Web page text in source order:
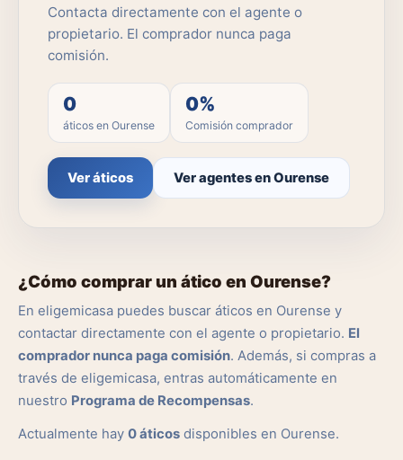
Contacta directamente con el agente o
propietario. El comprador nunca paga
comisión.
0
áticos en Ourense
0%
Comisión comprador
Ver áticos Ver agentes en Ourense
¿Cómo comprar un ático en Ourense?
En eligemicasa puedes buscar áticos en Ourense y
contactar directamente con el agente o propietario. El
comprador nunca paga comisión. Además, si compras a
través de eligemicasa, entras automáticamente en
nuestro Programa de Recompensas.
Actualmente hay 0 áticos disponibles en Ourense.